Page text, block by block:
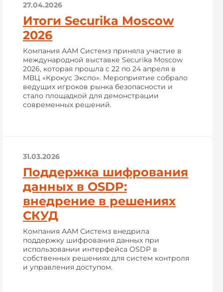
27.04.2026
Итоги Securika Moscow
2026
Компания ААМ Системз приняла участие в
международной выставке Securika Moscow
2026, которая прошла с 22 по 24 апреля в
МВЦ «Крокус Экспо». Мероприятие собрало
ведущих игроков рынка безопасности и
стало площадкой для демонстрации
современных решений.
31.03.2026
Поддержка шифрования
данных в OSDP:
внедрение в решениях
СКУД
Компания ААМ Системз внедрила
поддержку шифрования данных при
использовании интерфейса OSDP в
собственных решениях для систем контроля
и управления доступом.